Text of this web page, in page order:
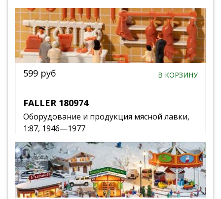
FALLER 180974
Оборудование и продукция мясной лавки,
1:87, 1946—1977
599 руб В КОРЗИНУ